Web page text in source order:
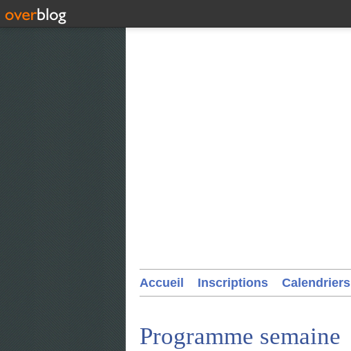
Accueil Inscriptions Calendriers
Programme semaine